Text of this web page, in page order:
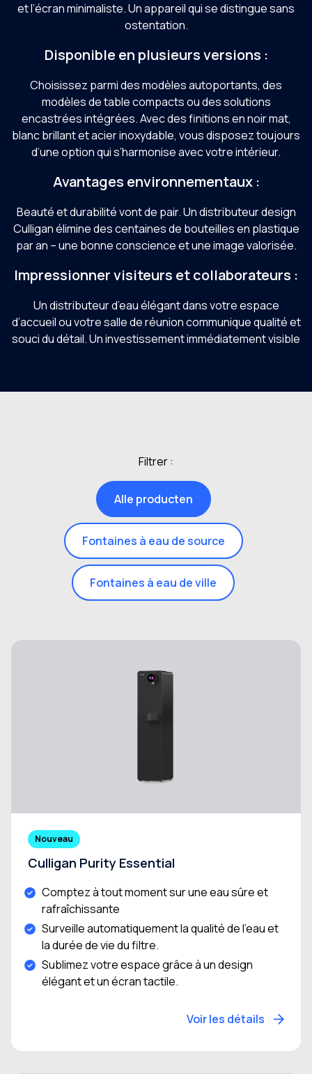
et l’écran minimaliste. Un appareil qui se distingue sans
ostentation.
Disponible en plusieurs versions :
Choisissez parmi des modèles autoportants, des
modèles de table compacts ou des solutions
encastrées intégrées. Avec des finitions en noir mat,
blanc brillant et acier inoxydable, vous disposez toujours
d’une option qui s’harmonise avec votre intérieur.
Avantages environnementaux :
Beauté et durabilité vont de pair. Un distributeur design
Culligan élimine des centaines de bouteilles en plastique
par an – une bonne conscience et une image valorisée.
Impressionner visiteurs et collaborateurs :
Un distributeur d’eau élégant dans votre espace
d’accueil ou votre salle de réunion communique qualité et
souci du détail. Un investissement immédiatement visible
Filtrer :
Alle producten
Fontaines à eau de source
Fontaines à eau de ville
Nouveau
Culligan Purity Essential
Comptez à tout moment sur une eau sûre et
rafraîchissante
Surveille automatiquement la qualité de l’eau et
la durée de vie du filtre.
Sublimez votre espace grâce à un design
élégant et un écran tactile.
Voir les détails